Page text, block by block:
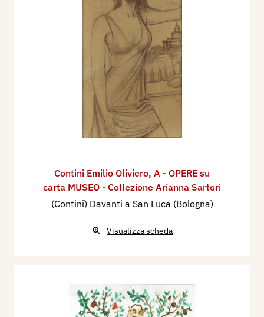
Contini Emilio Oliviero, A - OPERE su
carta MUSEO - Collezione Arianna Sartori
(Contini) Davanti a San Luca (Bologna)
Visualizza scheda